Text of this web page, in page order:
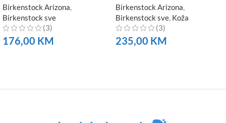
Birkenstock Arizona
Birkenstock sve
(3)
176,00 KM
Birkenstock Arizona
Birkenstock sve Koža
(3)
235,00 KM